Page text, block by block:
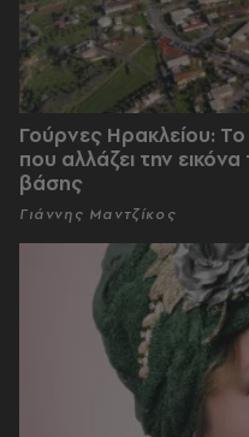
Γούρνες Ηρακλείου:
που αλλάζει την
βάσης
Γιάννης Μαντζίκος